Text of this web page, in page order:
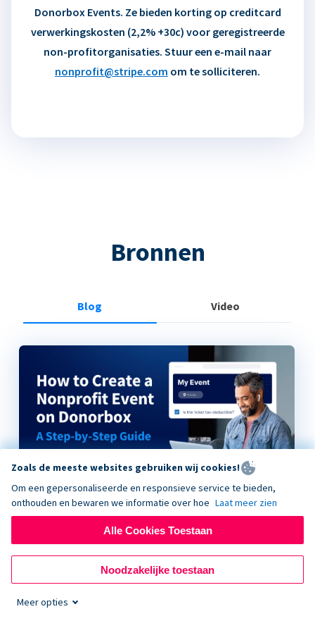
Donorbox Events. Ze bieden korting op creditcard
verwerkingskosten (2,2% +30c) voor geregistreerde
non-profitorganisaties. Stuur een e-mail naar
nonprofit@stripe.com om te solliciteren.
Bronnen
Blog Video
How to Create a Nonprofit Event on Donorbox
Zoals de meeste websites gebruiken wij cookies!
Om een gepersonaliseerde en responsieve service te bieden,
onthouden en bewaren we informatie over hoe Laat meer zien
Alle Cookies Toestaan
Noodzakelijke toestaan
Meer opties